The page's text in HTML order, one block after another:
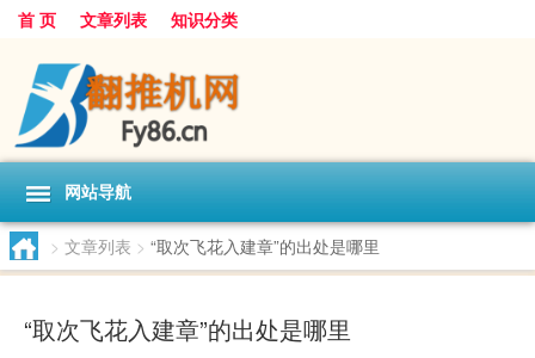
首 页 文章列表 知识分类
网站导航
> 文章列表 > “取次飞花入建章”的出处是哪里
“取次飞花入建章”的出处是哪里